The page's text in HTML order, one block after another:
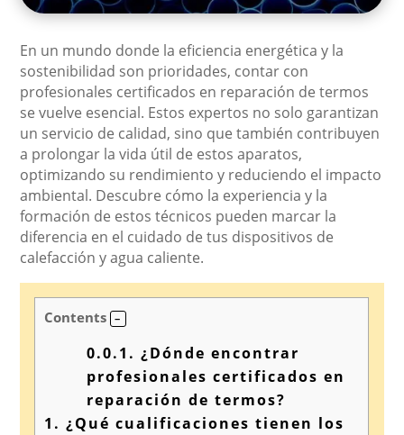
En un mundo donde la eficiencia energética y la
sostenibilidad son prioridades, contar con
profesionales certificados en reparación de termos
se vuelve esencial. Estos expertos no solo garantizan
un servicio de calidad, sino que también contribuyen
a prolongar la vida útil de estos aparatos,
optimizando su rendimiento y reduciendo el impacto
ambiental. Descubre cómo la experiencia y la
formación de estos técnicos pueden marcar la
diferencia en el cuidado de tus dispositivos de
calefacción y agua caliente.
Contents
0.0.1. ¿Dónde encontrar
profesionales certificados en
reparación de termos?
1. ¿Qué cualificaciones tienen los